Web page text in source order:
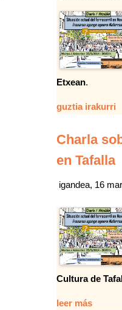
Etxean.
guztia irakurri
Charla
en Tafalla
igandea, 16
Cultura de
leer más